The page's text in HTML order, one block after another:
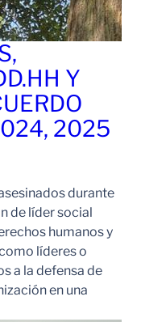
Y
2025
durante
de líder social
humanos y
líderes o
a la defensa de
en una